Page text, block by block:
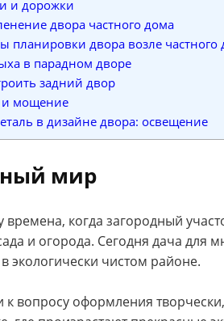
и дорожки
двора частного дома
планировки двора возле частного
в парадном дворе
задний двор
мощение
в дизайне двора: освещение
мир
времена, когда загородный
и огорода. Сегодня дача для
экологически чистом районе.
к вопросу оформления